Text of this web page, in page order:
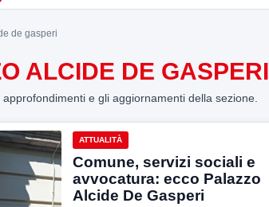
de gasperi
ALCIDE DE GASPERI
e gli aggiornamenti della sezione.
ATTUALITÀ
Comune, servizi sociali e
avvocatura: ecco Palazzo
Alcide De Gasperi